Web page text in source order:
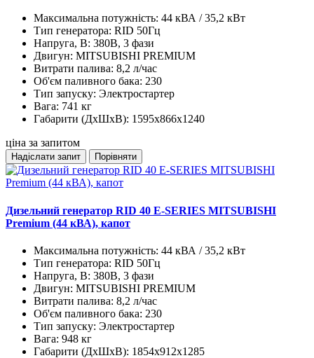
Максимальна потужність: 44 кВА / 35,2 кВт
Тип генератора: RID 50Гц
Напруга, В: 380В, 3 фази
Двигун: MITSUBISHI PREMIUM
Витрати палива: 8,2 л/час
Об'єм паливного бака: 230
Тип запуску: Электростартер
Вага: 741 кг
Габарити (ДхШхВ): 1595x866x1240
ціна за запитом
Надіслати запит Порівняти
Дизельний генератор RID 40 E-SERIES MITSUBISHI
Premium (44 кВА), капот
Максимальна потужність: 44 кВА / 35,2 кВт
Тип генератора: RID 50Гц
Напруга, В: 380В, 3 фази
Двигун: MITSUBISHI PREMIUM
Витрати палива: 8,2 л/час
Об'єм паливного бака: 230
Тип запуску: Электростартер
Вага: 948 кг
Габарити (ДхШхВ): 1854x912x1285